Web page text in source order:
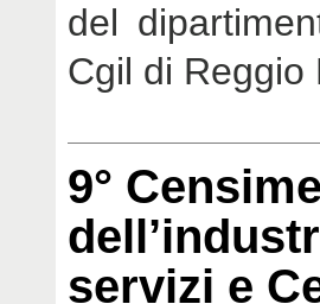
del
Cgil di Reggio
9°
servizi e